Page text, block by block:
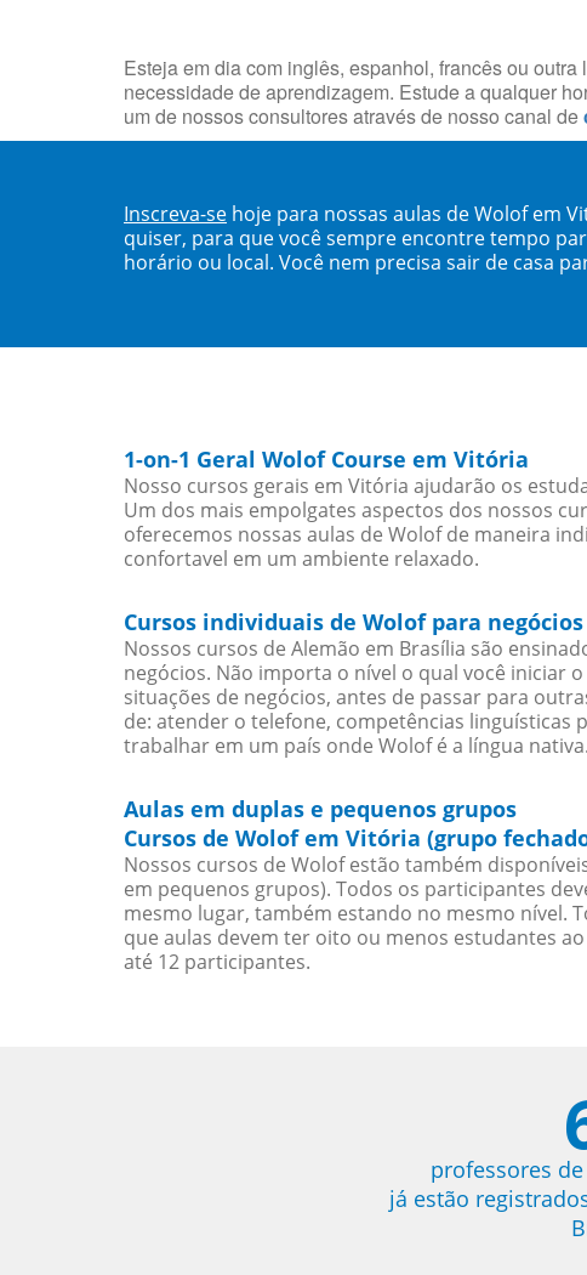
Esteja em dia com inglês, espanhol, francês ou
necessidade de aprendizagem. Estude a qualquer
um de nossos consultores através de nosso canal de
Inscreva-se hoje para nossas aulas de Wolof em
quiser, para que você sempre encontre tempo
horário ou local. Você nem precisa sair de casa
1-on-1 Geral Wolof Course em Vitória
Nosso cursos gerais em Vitória ajudarão os
Um dos mais empolgates aspectos dos nossos
oferecemos nossas aulas de Wolof de maneira
confortavel em um ambiente relaxado.
Cursos individuais de Wolof para
Nossos cursos de Alemão em Brasília são
negócios. Não importa o nível o qual você iniciar
situações de negócios, antes de passar para
de: atender o telefone, competências linguísticas
trabalhar em um país onde Wolof é a língua nativa.
Aulas em duplas e pequenos grupos
Cursos de Wolof em Vitória (grupo
Nossos cursos de Wolof estão também
em pequenos grupos). Todos os participantes
mesmo lugar, também estando no mesmo nível.
que aulas devem ter oito ou menos estudantes
até 12 participantes.
professores
já estão